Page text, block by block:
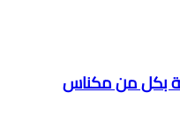
بكل من مكناس